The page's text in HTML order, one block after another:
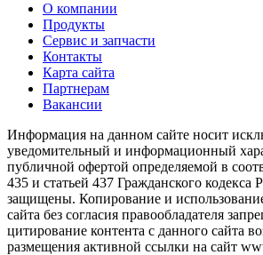
О компании
Продукты
Сервис и запчасти
Контакты
Карта сайта
Партнерам
Вакансии
Информация на данном сайте носит
уведомительный и информационный
публичной офертой определяемой в
435 и статьей 437 Гражданского кодекса
защищены. Копирование и
сайта без согласия правообладателя
цитирование контента с данного сайта
размещения активной ссылки на сайт